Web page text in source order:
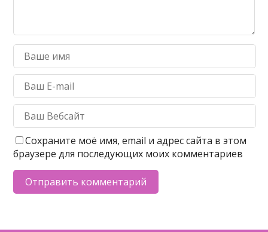
Сохраните моё имя, email и адрес сайта в этом
браузере для последующих моих комментариев